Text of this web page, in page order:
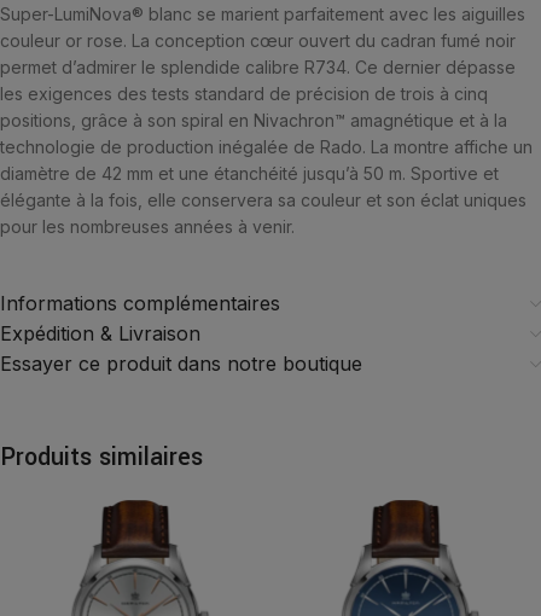
Super-LumiNova® blanc se marient parfaitement avec les aiguilles
couleur or rose. La conception cœur ouvert du cadran fumé noir
permet d’admirer le splendide calibre R734. Ce dernier dépasse
les exigences des tests standard de précision de trois à cinq
positions, grâce à son spiral en Nivachron™ amagnétique et à la
technologie de production inégalée de Rado. La montre affiche un
diamètre de 42 mm et une étanchéité jusqu’à 50 m. Sportive et
élégante à la fois, elle conservera sa couleur et son éclat uniques
pour les nombreuses années à venir.
Informations complémentaires
Expédition & Livraison
Essayer ce produit dans notre boutique
Produits similaires